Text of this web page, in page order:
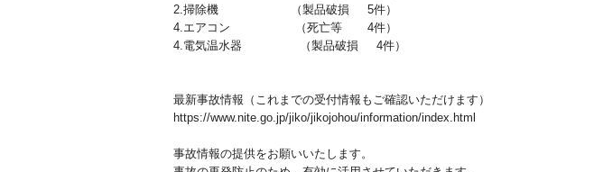
2.掃除機 （製品破損 5件）
4.エアコン （死亡等 4件）
4.電気温水器 （製品破損 4件）
最新事故情報（これまでの受付情報もご確認いただけます）
https://www.nite.go.jp/jiko/jikojohou/information/index.html
事故情報の提供をお願いいたします。